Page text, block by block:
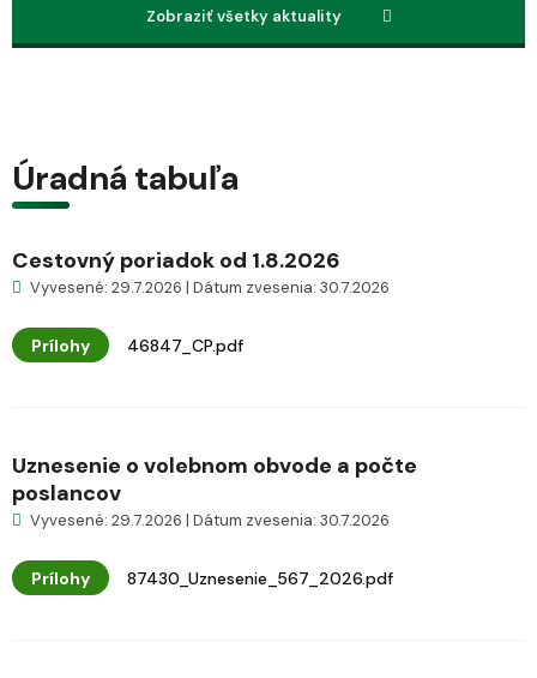
Zobraziť všetky aktuality
Úradná tabuľa
Cestovný poriadok od 1.8.2026
Vyvesené: 29.7.2026 | Dátum zvesenia: 30.7.2026
Prílohy 46847_CP.pdf
Uznesenie o volebnom obvode a počte
poslancov
Vyvesené: 29.7.2026 | Dátum zvesenia: 30.7.2026
Prílohy 87430_Uznesenie_567_2026.pdf